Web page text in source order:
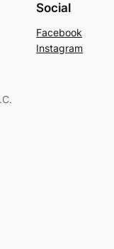
Social
Facebook
Instagram